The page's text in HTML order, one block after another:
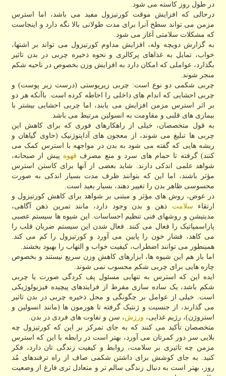
در طول روز کاسته می شود.
درحالی که افزایش موقت کورتیزول مفید می باشد، اما استرس
مزمن می تواند سطح آنرا برای مدت طولانی بالا نگه دارد و اینجاست
که مشکلات سلامتی آغاز می شود.
به گزارش دویچه وله، افزایش مداوم کورتیزول می تواند بر اشتها،
خواب، تمایل به غذاهای پرکالری و نحوه ذخیره چربی در بدن تاثیر
بگذارد، عواملی که امکان دارد به افزایش وزن بخصوص در ناحیه شکم
منجر شوند.
چربی شکمی دو نوع است: چربی زیرپوستی (درست زیر پوست) و
چربی احشایی که اندام های داخلی را احاطه کرده است. باآنکه هر دو
بر اثر استرس مزمن افزایش می یابند، اما چربی احشایی بیشتر با
بیماری های قلبی و مقاومت به انسولین مرتبط می باشد.
به قول متخصصان، خیلی از راهکارهای فوری که برای کاهش این
چربی ها تبلیغ می شوند، از معجون های آداپتوژنیک (حاوی گیاهان و
ریشه هایی که گفته می شود به بدن در مواجهه با استرس کمک می
کنند) گرفته تا حمام های سرد و منع مصرف قهوه پیش از صبحانه،
شواهد علمی اندکی دارند. شاید بعضی از آنها برای کاستن استرس
مؤثر باشند، اما این که بتوانند ظرف مدت بسیار اندکی به صورت
محسوسی ظاهر بدن را تغییر دهند، بسیار بعید است.
در عوض، روش های مؤثر و مبتنی بر شواهد برای کاهش کورتیزول و
ارتقاء سلامت ذهن و بدن وجود دارد، مانند تمرین ذهن آگاهی،
مدیتیشن و روشهای فنی تنظیم احساسات. این شیوه ها سیستم عصبی
پاراسمپاتیک را فعال می کنند. فعال شدن این سیستم ضربان قلب را
می کاهد، فشار خون را پایین می آورد و کورتیزول را کم می کند.
همینطور می توانند اضطراب، کیفیت خواب و التهاب را بهبود بخشند.
اما باز هم این شیوه ها، ابزارهای کاهش وزن سریع نیستند و بخصوص
چاره هایی برای چربی شکم محسوب نمی شوند.
ایده این که استرس به تنهایی مسئول پف کردگی صورت یا چربی
شکم باشد، یک ساده سازی مفرط از فرایندهای پیچیده فیزیولوژیکی
است. خیلی از عوامل بر چگونگی و محل ذخیره چربی در بدن تاثیر
می گذارند، از جنسیت و ژنتیک گرفته تا هورمون ها (مانند انسولین و
استروژن)، رژیم غذایی، ورزش، سن و تفاوت های فردی در بدن.
متخصصان تأکید می کنند که به جای تمرکز بر این که کورتیزول چه
بلایی سر دور کمرتان می آورد، بهتر است در رابطه با این که استرس
مزمن چه تاثیری بر سلامت، روابط و کیفیت زندگی تان دارد، فکر
کنید. به جای کوشش برای داشتن شکمی صاف از راه ترفندهای مُد
روز، بهتر است به دنبال زندگی سالم تر و متعادل تری فارغ از وضعیت